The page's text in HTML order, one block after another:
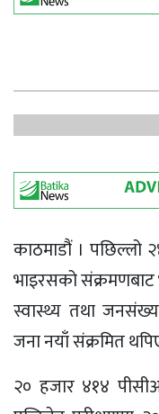
काठमाडौं । पछिल्लो
भाइरसको
स्वास्थ्य तथा
जना नयाँ संक्रमित
२० हजार ४१४